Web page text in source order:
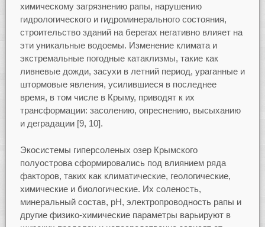
химическому загрязнению рапы, нарушению
гидрологического и гидроминерального состояния,
строительство зданий на берегах негативно влияет на
эти уникальные водоемы. Изменение климата и
экстремальные погодные катаклизмы, такие как
ливневые дожди, засухи в летний период, ураганные и
штормовые явления, усилившиеся в последнее
время, в том числе в Крыму, приводят к их
трансформации: засолению, опреснению, высыханию
и деградации [9, 10].
Экосистемы гиперсоленых озер Крымского
полуострова сформировались под влиянием ряда
факторов, таких как климатические, геологические,
химические и биологические. Их соленость,
минеральный состав, pH, электропроводность рапы и
другие физико-химические параметры варьируют в